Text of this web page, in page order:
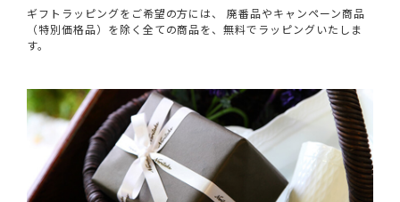
ギフトラッピングをご希望の方には、 廃番品やキャンペーン商品
（特別価格品）を除く全ての商品を、無料でラッピングいたしま
す。